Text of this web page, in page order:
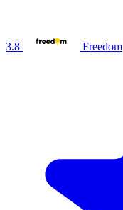
3.8 Freedom